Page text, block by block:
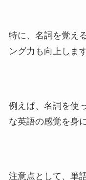
特に、名詞を覚え
ング力も向上します
例えば、名詞を使
な英語の感覚を身
注意点として、単